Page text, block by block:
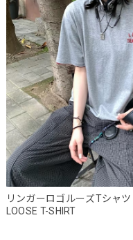
リンガーロゴルーズTシャツ
LOOSE T-SHIRT